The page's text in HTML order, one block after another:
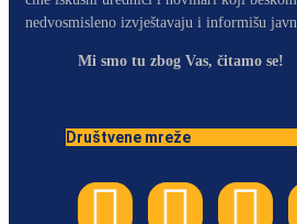
nedvosmisleno izvještavaju i informišu
Mi smo tu zbog Vas, čitamo se!
Društvene mreže